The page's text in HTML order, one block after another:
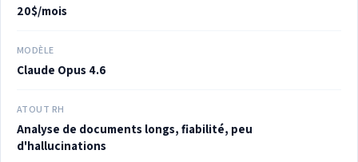
20$/mois
MODÈLE
Claude Opus 4.6
ATOUT RH
Analyse de documents longs, fiabilité, peu
d'hallucinations